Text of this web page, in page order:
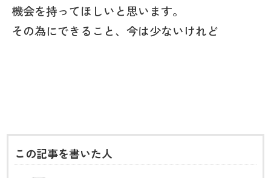
機会を持ってほしいと思います。
その為にできること、今は少ないけれど
この記事を書いた人